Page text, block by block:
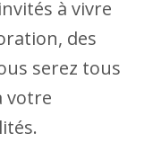
à vivre
des
serez tous
votre